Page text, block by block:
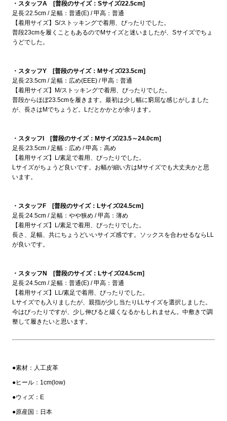
・スタッフA [普段のサイズ：Sサイズ/22.5cm]
足長:22.5cm / 足幅：普通(E) / 甲高：普通
【着用サイズ】S/ストッキングで着用、ぴったりでした。
普段23cmを履くこともあるのでMサイズと迷いましたが、Sサイズでちょ
うどでした。
・スタッフY [普段のサイズ：Mサイズ/23.5cm]
足長:23.5cm / 足幅：広め(EEE) / 甲高：普通
【着用サイズ】M/ストッキングで着用、ぴったりでした。
普段からほぼ23.5cmを履きます。最初は少し幅に窮屈な感じがしました
が、長さはMでちょうど。Lだとかかとが余ります。
・スタッフI [普段のサイズ：Mサイズ/23.5～24.0cm]
足長:23.5cm / 足幅：広め / 甲高：高め
【着用サイズ】L/素足で着用、ぴったりでした。
Lサイズがちょうど良いです。お幅が細い方はMサイズでも大丈夫かと思
います。
・スタッフF [普段のサイズ：Lサイズ/24.5cm]
足長:24.5cm / 足幅：やや狭め / 甲高：薄め
【着用サイズ】L/素足で着用、ぴったりでした。
長さ、足幅、共にちょうどいいサイズ感です。ソックスを合わせるならLL
が良いです。
・スタッフN [普段のサイズ：Lサイズ/24.5cm]
足長:24.5cm / 足幅：普通(E) / 甲高：普通
【着用サイズ】LL/素足で着用、ぴったりでした。
Lサイズでも入りましたが、親指が少し当たりLLサイズを選択しました。
今はぴったりですが、少し伸びると緩くなるかもしれません。中敷きで調
整して履きたいと思います。
●素材：人工皮革
●ヒール：1cm(low)
●ウィズ：E
●原産国：日本